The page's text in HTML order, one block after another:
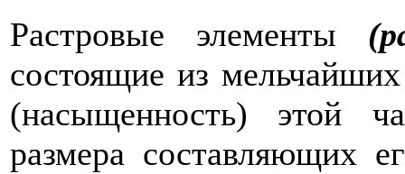
Растровые элементы
состоящие из
(насыщенность) этой
размера составляющих